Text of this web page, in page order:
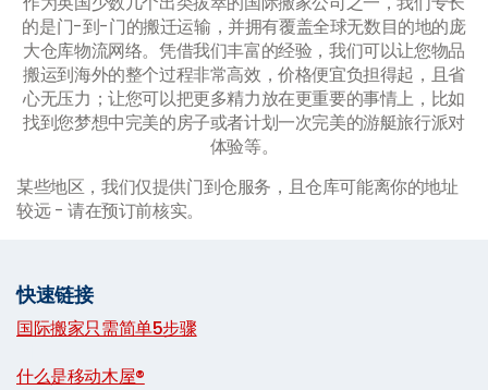
的是门-到-门的搬迁运输，并拥有覆盖全球无数目的地的庞
大仓库物流网络。凭借我们丰富的经验，我们可以让您物品
搬运到海外的整个过程非常高效，价格便宜负担得起，且省
心无压力；让您可以把更多精力放在更重要的事情上，比如
找到您梦想中完美的房子或者计划一次完美的游艇旅行派对
体验等。
某些地区，我们仅提供门到仓服务，且仓库可能离你的地址
较远 - 请在预订前核实。
快速链接
国际搬家只需简单5步骤
什么是移动木屋®